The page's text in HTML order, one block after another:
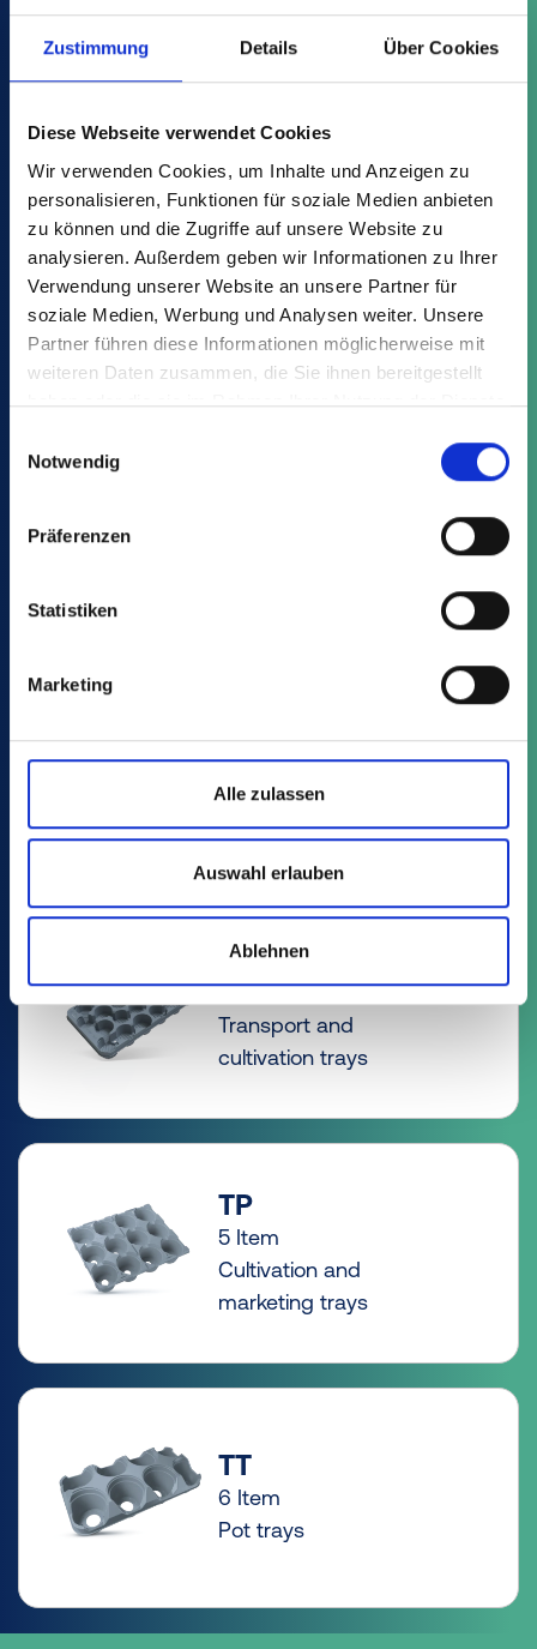
Zustimmung Details Über Cookies
Diese Webseite verwendet Cookies
Wir verwenden Cookies, um Inhalte und Anzeigen zu
personalisieren, Funktionen für soziale Medien anbieten
zu können und die Zugriffe auf unsere Website zu
analysieren. Außerdem geben wir Informationen zu Ihrer
Verwendung unserer Website an unsere Partner für
soziale Medien, Werbung und Analysen weiter. Unsere
Partner führen diese Informationen möglicherweise mit
weiteren Daten zusammen, die Sie ihnen bereitgestellt
haben oder die sie im Rahmen Ihrer Nutzung der Dienste
Notwendig
Präferenzen
Statistiken
Marketing
Alle zulassen
Auswahl erlauben
Ablehnen
11 Item
Cultivation and
marketing trays
MS + R
4 Item
Reusable carriers
21 Item
Marketing trays
ST
30 Item
Transport and
cultivation trays
TP
5 Item
Cultivation and
marketing trays
TT
6 Item
Pot trays